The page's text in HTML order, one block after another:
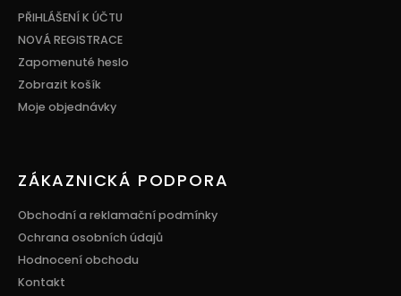
PŘIHLÁŠENÍ K ÚČTU
NOVÁ REGISTRACE
Zapomenuté heslo
Zobrazit košík
Moje objednávky
ZÁKAZNICKÁ PODPORA
Obchodní a reklamační podmínky
Ochrana osobních údajů
Hodnocení obchodu
Kontakt